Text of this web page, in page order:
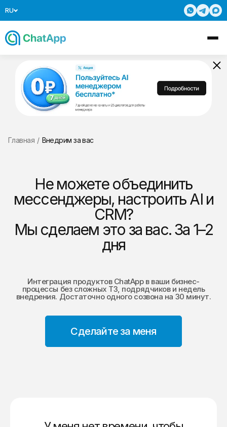
RU
Главная / Внедрим за вас
Не можете объединить
мессенджеры, настроить AI и
CRM?
Мы сделаем это за вас. За 1–2
дня
Интеграция продуктов ChatApp в ваши бизнес-
процессы без сложных ТЗ, подрядчиков и недель
внедрения. Достаточно одного созвона на 30 минут.
Сделайте за меня